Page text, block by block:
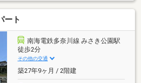
ート
南海電鉄多奈川線 みさき公園駅
徒歩2分
その他の交通
築27年9ヶ月 / 2階建